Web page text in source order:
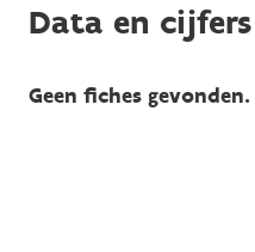
Data en cijfers
Geen fiches gevonden.